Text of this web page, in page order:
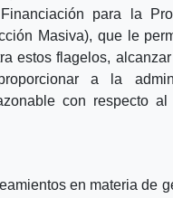
para la
Masiva), que le
estos flagelos,
a la
con respecto
en materia de